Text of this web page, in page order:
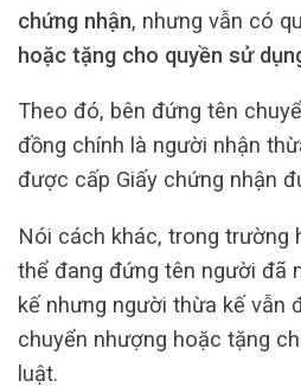
chứng nhận, nhưng vẫn có
hoặc tặng cho quyền sử
Theo đó, bên đứng tên
đồng chính là người nhận
được cấp Giấy chứng nhận
Nói cách khác, trong trường
thể đang đứng tên người đã
kế nhưng người thừa kế vẫn
chuyển nhượng hoặc tặng
luật.